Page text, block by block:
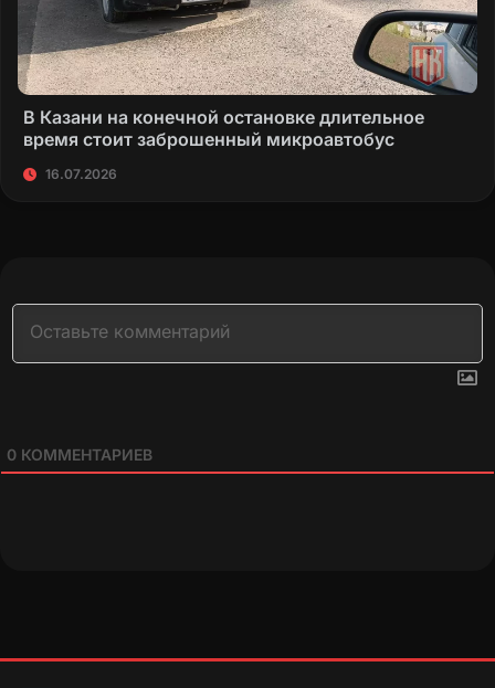
В Казани на конечной остановке длительное
время стоит заброшенный микроавтобус
16.07.2026
0 КОММЕНТАРИЕВ